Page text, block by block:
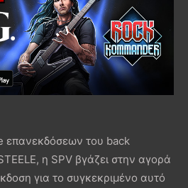
επανεκδόσεων του back
η SPV βγάζει στην αγορά
για το συγκεκριμένο αυτό